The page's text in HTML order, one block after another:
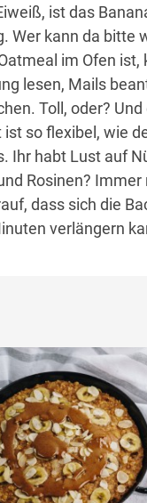
ist das
Wer kann da bitte
im Ofen ist,
lesen, Mails
Toll, oder? Und
ist so flexibel, wie
Ihr habt Lust auf
Rosinen? Immer
dass sich die
verlängern